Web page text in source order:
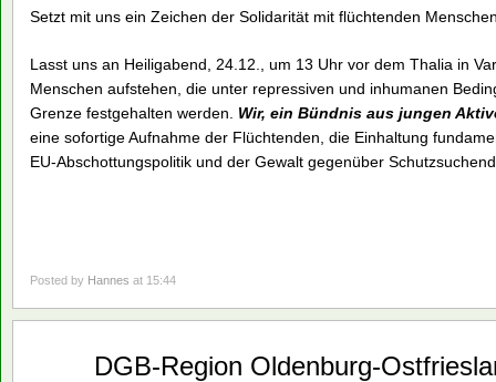
Setzt mit uns ein Zeichen der Solidarität mit flüchtenden
Lasst uns an Heiligabend, 24.12., um 13 Uhr vor dem Thalia in
Menschen aufstehen, die unter repressiven und inhumanen
Grenze festgehalten werden. Wir, ein Bündnis aus jungen
eine sofortige Aufnahme der Flüchtenden, die Einhaltung
EU-Abschottungspolitik und der Gewalt gegenüber
Posted by Hannes at 15:44
DGB-Region Oldenburg-